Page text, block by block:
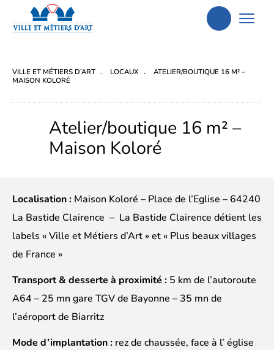
Aller
VILLE ET MÉTIERS D’ART LOCAUX
ATELIER/BOUTIQUE 16 M² –
MAISON KOLORÉ
Atelier/boutique 16 m² –
Maison Koloré
Localisation : Maison Koloré – Place de l’Eglise – 64240
La Bastide Clairence – La Bastide Clairence détient les
labels « Ville et Métiers d’Art » et « Plus beaux villages
de France »
Transport & desserte à proximité : 5 km de l’autoroute
A64 – 25 mn gare TGV de Bayonne – 35 mn de
l’aéroport de Biarritz
Mode d’implantation : rez de chaussée, face à l’ église